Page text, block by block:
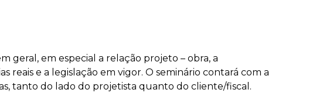
geral, em especial a relação projeto – obra, a
reais e a legislação em vigor. O seminário contará com a
tanto do lado do projetista quanto do cliente/fiscal.